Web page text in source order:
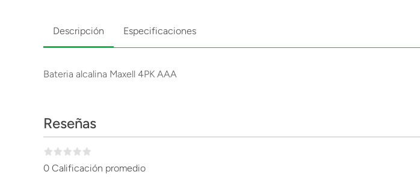
Descripción Especificaciones
Bateria alcalina Maxell 4PK AAA
Reseñas
0 Calificación promedio